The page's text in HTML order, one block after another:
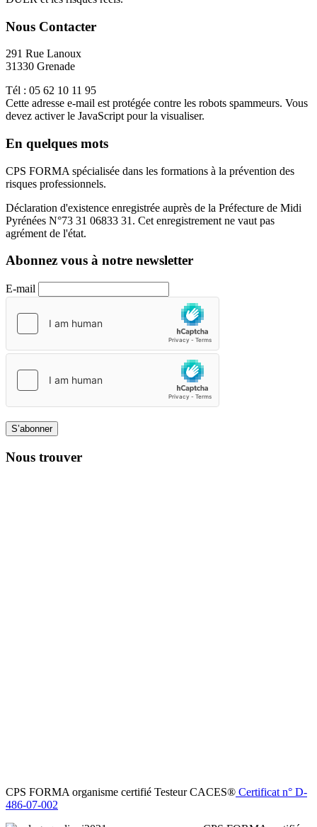
Nous Contacter
291 Rue Lanoux
31330 Grenade
Tél : 05 62 10 11 95
Cette adresse e-mail est protégée contre les robots spammeurs. Vous
devez activer le JavaScript pour la visualiser.
En quelques mots
CPS FORMA spécialisée dans les formations à la prévention des
risques professionnels.
Déclaration d'existence enregistrée auprès de la Préfecture de Midi
Pyrénées N°73 31 06833 31. Cet enregistrement ne vaut pas
agrément de l'état.
Abonnez vous à notre newsletter
E-mail
S’abonner
Nous trouver
CPS FORMA organisme certifié Testeur CACES® Certificat n° D-
486-07-002